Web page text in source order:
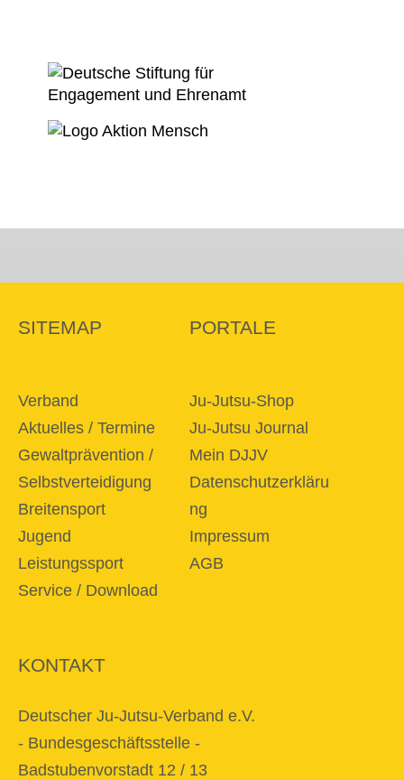
SITEMAP
Verband
Aktuelles / Termine
Gewaltprävention /
Selbstverteidigung
Breitensport
Jugend
Leistungssport
Service / Download
PORTALE
Ju-Jutsu-Shop
Ju-Jutsu Journal
Mein DJJV
Datenschutzerkläru
ng
Impressum
AGB
KONTAKT
Deutscher Ju-Jutsu-Verband e.V.
- Bundesgeschäftsstelle -
Badstubenvorstadt 12 / 13